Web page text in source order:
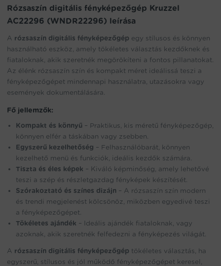
waitlist
this
product
Rózsaszín digitális fényképezőgép Kruzzel
AC22296 (WNDR22296) leírása
A rózsaszín digitális fényképezőgép egy stílusos és könnyen
használható eszköz, amely tökéletes választás kezdőknek és
fiataloknak, akik szeretnék megörökíteni a fontos pillanatokat.
Az élénk rózsaszín szín és kompakt méret ideálissá teszi a
fényképezőgépet mindennapi használatra, utazásokra vagy
események dokumentálására.
Fő jellemzők:
Kompakt és könnyű – Praktikus, kis méretű fényképezőgép,
könnyen elfér a táskában vagy zsebben.
Egyszerű kezelhetőség – Felhasználóbarát, könnyen
kezelhető menü és funkciók, ideális kezdők számára.
Tiszta és éles képek – Kiváló képminőség, amely lehetővé
teszi a szép és részletgazdag fényképek készítését.
Szórakoztató és színes dizájn – A rózsaszín szín modern
és trendi megjelenést kölcsönöz, miközben egyedivé teszi
a fényképezőgépet.
Tökéletes ajándék – Ideális ajándék fiataloknak, vagy
azoknak, akik szeretnék felfedezni a fényképezés világát.
A rózsaszín digitális fényképezőgép tökéletes választás, ha
egyszerű, stílusos és jól működő fényképezőgépet keresel,